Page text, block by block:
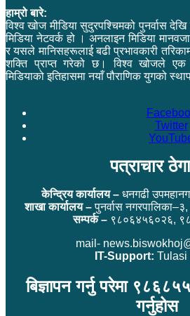
हाम्रो बारे:
विश्व खोज मीडिया सुदुरपश्चिमको पुनर्वास
मिडिया नेटवर्क हो । अनलाइन मिडिया
र यसले मानिसहरूलाई बढी प्रभावकारी
शक्ति प्राप्त गरेको छ। विश्व खोजले एक
मिडियाको इतिहासमा नयाँ पौराणिक युगको
Twitter
पत्राचार
केन्द्रिय कार्यालय – धनगढी
शाखा कार्यालय –पुनर्वास
सम्पर्क –९८०६४५६०२६,
mail-
IT-Support: Tulasi
बिज्ञापन गर्नु परेमा
गर्नुहोस